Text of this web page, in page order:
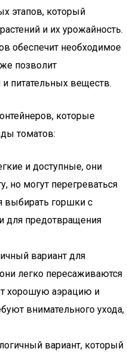
этапов, который
и их урожайность.
обеспечит необходимое
позволит
питательных веществ.
которые
томатов:
и доступные, они
но могут перегреваться
выбирать горшки с
для предотвращения
вариант для
легко пересаживаются
хорошую аэрацию и
внимательного ухода,
вариант, который